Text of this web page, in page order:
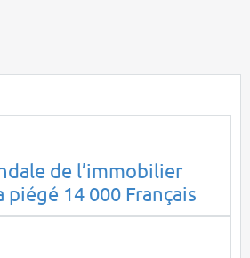
de l’immobilier
14 000 Français